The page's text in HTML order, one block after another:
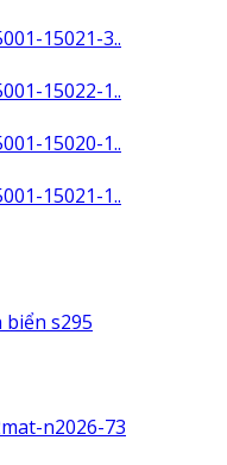
15021-3..
15022-1..
15020-1..
15021-1..
s295
n2026-73